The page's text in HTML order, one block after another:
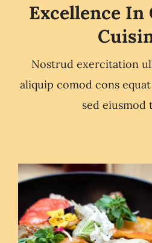
Excellence In
Nostrud exercitation
aliquip comod cons
sed eiusmod